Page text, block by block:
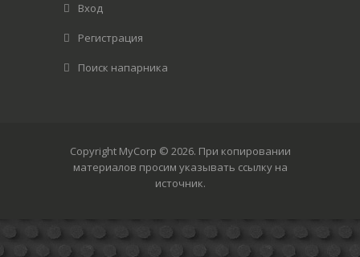
Вход
Регистрация
Поиск напарника
Copyright MyCorp © 2026. При копировании
материалов просим указывать ссылку на
источник.